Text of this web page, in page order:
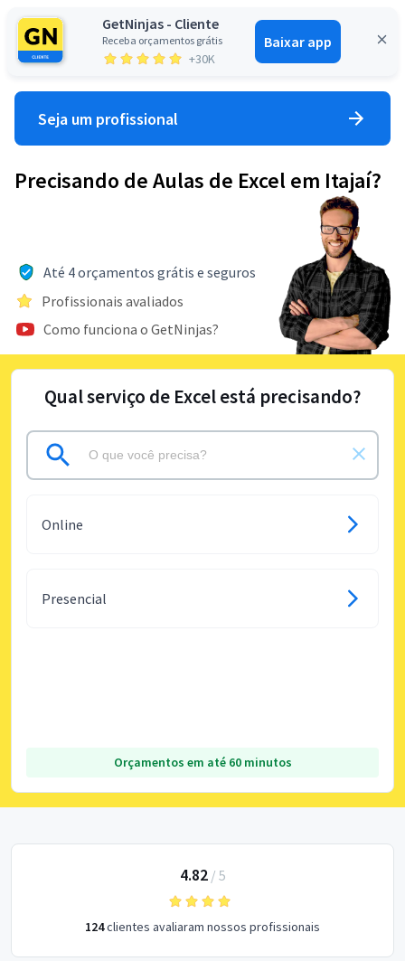
GetNinjas - Cliente
Receba orçamentos grátis
+30K
Baixar app
Entrar
Seja um profissional
Precisando de Aulas de Excel em Itajaí?
Até 4 orçamentos grátis e seguros
Profissionais avaliados
Como funciona o GetNinjas?
Qual serviço de Excel está precisando?
Online
Presencial
Orçamentos em até 60 minutos
4.82/ 5
124clientes avaliaram nossos profissionais